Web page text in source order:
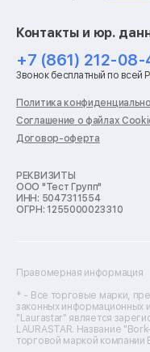
Ремонт роботов-
Ремонт
Ремонт стиральных
Ремонт пылесосов
Ремонт варочных
Ремонт духовых
Ремонт
Ремонт кухонных
Ремонт морозильных
Ремонт
Ремонт плоттеров
Ремонт фенов
Ремонт цифровых
Ремонт
Ремонт массажных
Ремонт
Ремонт вытяжек
Контакты и юр.
+7 (861) 212-
Звонок бесплатный по всей
Политика
Соглашение о файлах
Договор-оферта
РЕКВИЗИТЫ
ООО "Тест Групп"
ИНН: 5047311554
ОГРН: 1255000023310
Правомерная информация
* - Все торговые марки,
законных информационных
"Laurastar" является
LAURASTAR. Название
торговой маркой компании